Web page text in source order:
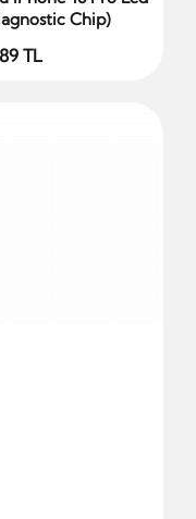
Chip)
TL